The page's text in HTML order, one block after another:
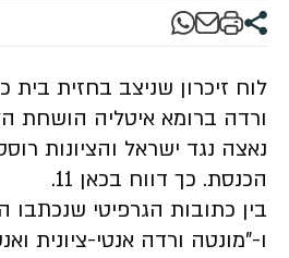
לוח זיכרון שניצב בחזית
ורדה ברומא איטליה הושחת
נאצה נגד ישראל והציונות
הכנסת. כך דווח בכאן 11.
בין כתובות הגרפיטי שנכתבו
ו-"מונטה ורדה אנטי-ציונית